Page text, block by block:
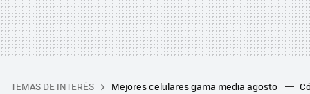
TEMAS DE INTERÉS Mejores celulares gama media agosto